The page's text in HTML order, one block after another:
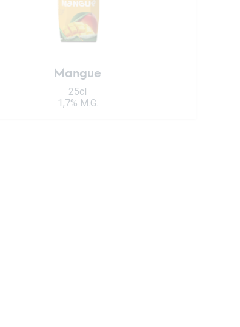
Mangue
25cl
1,7% M.G.